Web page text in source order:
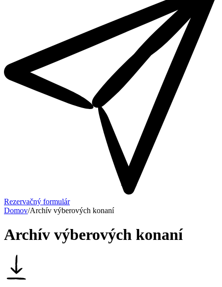
Rezervačný formulár
Domov/Archív výberových konaní
Archív výberových konaní